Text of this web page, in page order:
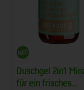
Duschgel 2in1
für ein frisches